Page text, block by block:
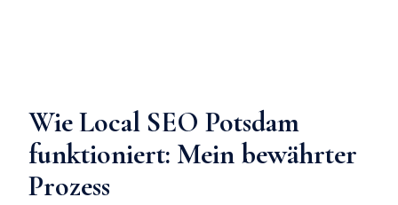
Wie Local SEO Potsdam
funktioniert: Mein bewährter
Prozess